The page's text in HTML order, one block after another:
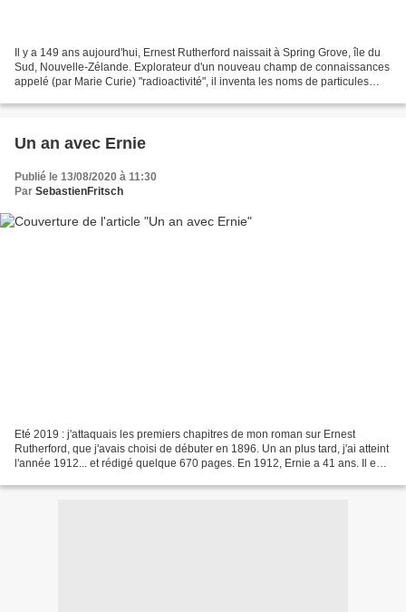
Il y a 149 ans aujourd'hui, Ernest Rutherford naissait à Spring Grove, île du
Sud, Nouvelle-Zélande. Explorateur d'un nouveau champ de connaissances
appelé (par Marie Curie) "radioactivité", il inventa les noms de particules
Un an avec Ernie
Publié le 13/08/2020 à 11:30
Par SebastienFritsch
Eté 2019 : j'attaquais les premiers chapitres de mon roman sur Ernest
Rutherford, que j'avais choisi de débuter en 1896. Un an plus tard, j'ai atteint
l'année 1912... et rédigé quelque 670 pages. En 1912, Ernie a 41 ans. Il est